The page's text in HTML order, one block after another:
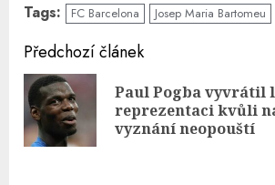
Tags: FC Barcelona Josep Maria Bartomeu
Continue
Reading
Předchozí článek
Paul Pogba vyvrátil
reprezentaci kvůli
vyznání neopouští